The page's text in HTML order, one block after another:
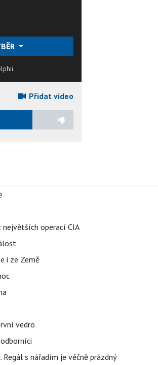
Přidat video
největších operací CIA
i ze Země
vedro
s nářadím je věčně prázdný